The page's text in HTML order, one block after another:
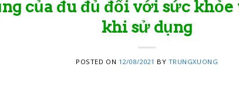
của đu đủ đối với sức
khi sử dụng
POSTED ON 12/08/2021 BY TRUNGXUONG